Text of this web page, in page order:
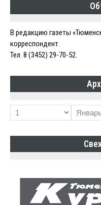
В редакцию газеты
корреспондент.
Тел. 8 (3452) 29-70-52.